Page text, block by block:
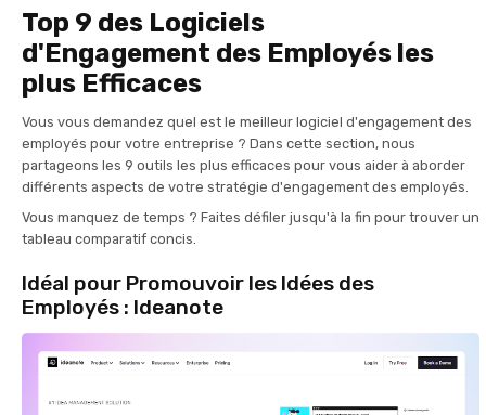
Top 9 des Logiciels
d'Engagement des Employés les
plus Efficaces
Vous vous demandez quel est le meilleur logiciel d'engagement des
employés pour votre entreprise ? Dans cette section, nous
partageons les 9 outils les plus efficaces pour vous aider à aborder
différents aspects de votre stratégie d'engagement des employés.
Vous manquez de temps ? Faites défiler jusqu'à la fin pour trouver un
tableau comparatif concis.
Idéal pour Promouvoir les Idées des
Employés : Ideanote